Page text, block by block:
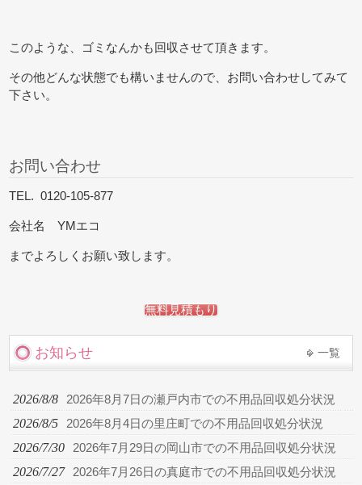
このような、ゴミなんかも回収させて頂きます。
その他どんな状態でも構いませんので、お問い合わせしてみて
下さい。
お問い合わせ
TEL. 0120-105-877
会社名 YMエコ
までよろしくお願い致します。
無料見積もり
お知らせ 一覧
2026/8/8 2026年8月7日の瀬戸内市での不用品回収処分状況
2026/8/5 2026年8月4日の里庄町での不用品回収処分状況
2026/7/30 2026年7月29日の岡山市での不用品回収処分状況
2026/7/27 2026年7月26日の真庭市での不用品回収処分状況